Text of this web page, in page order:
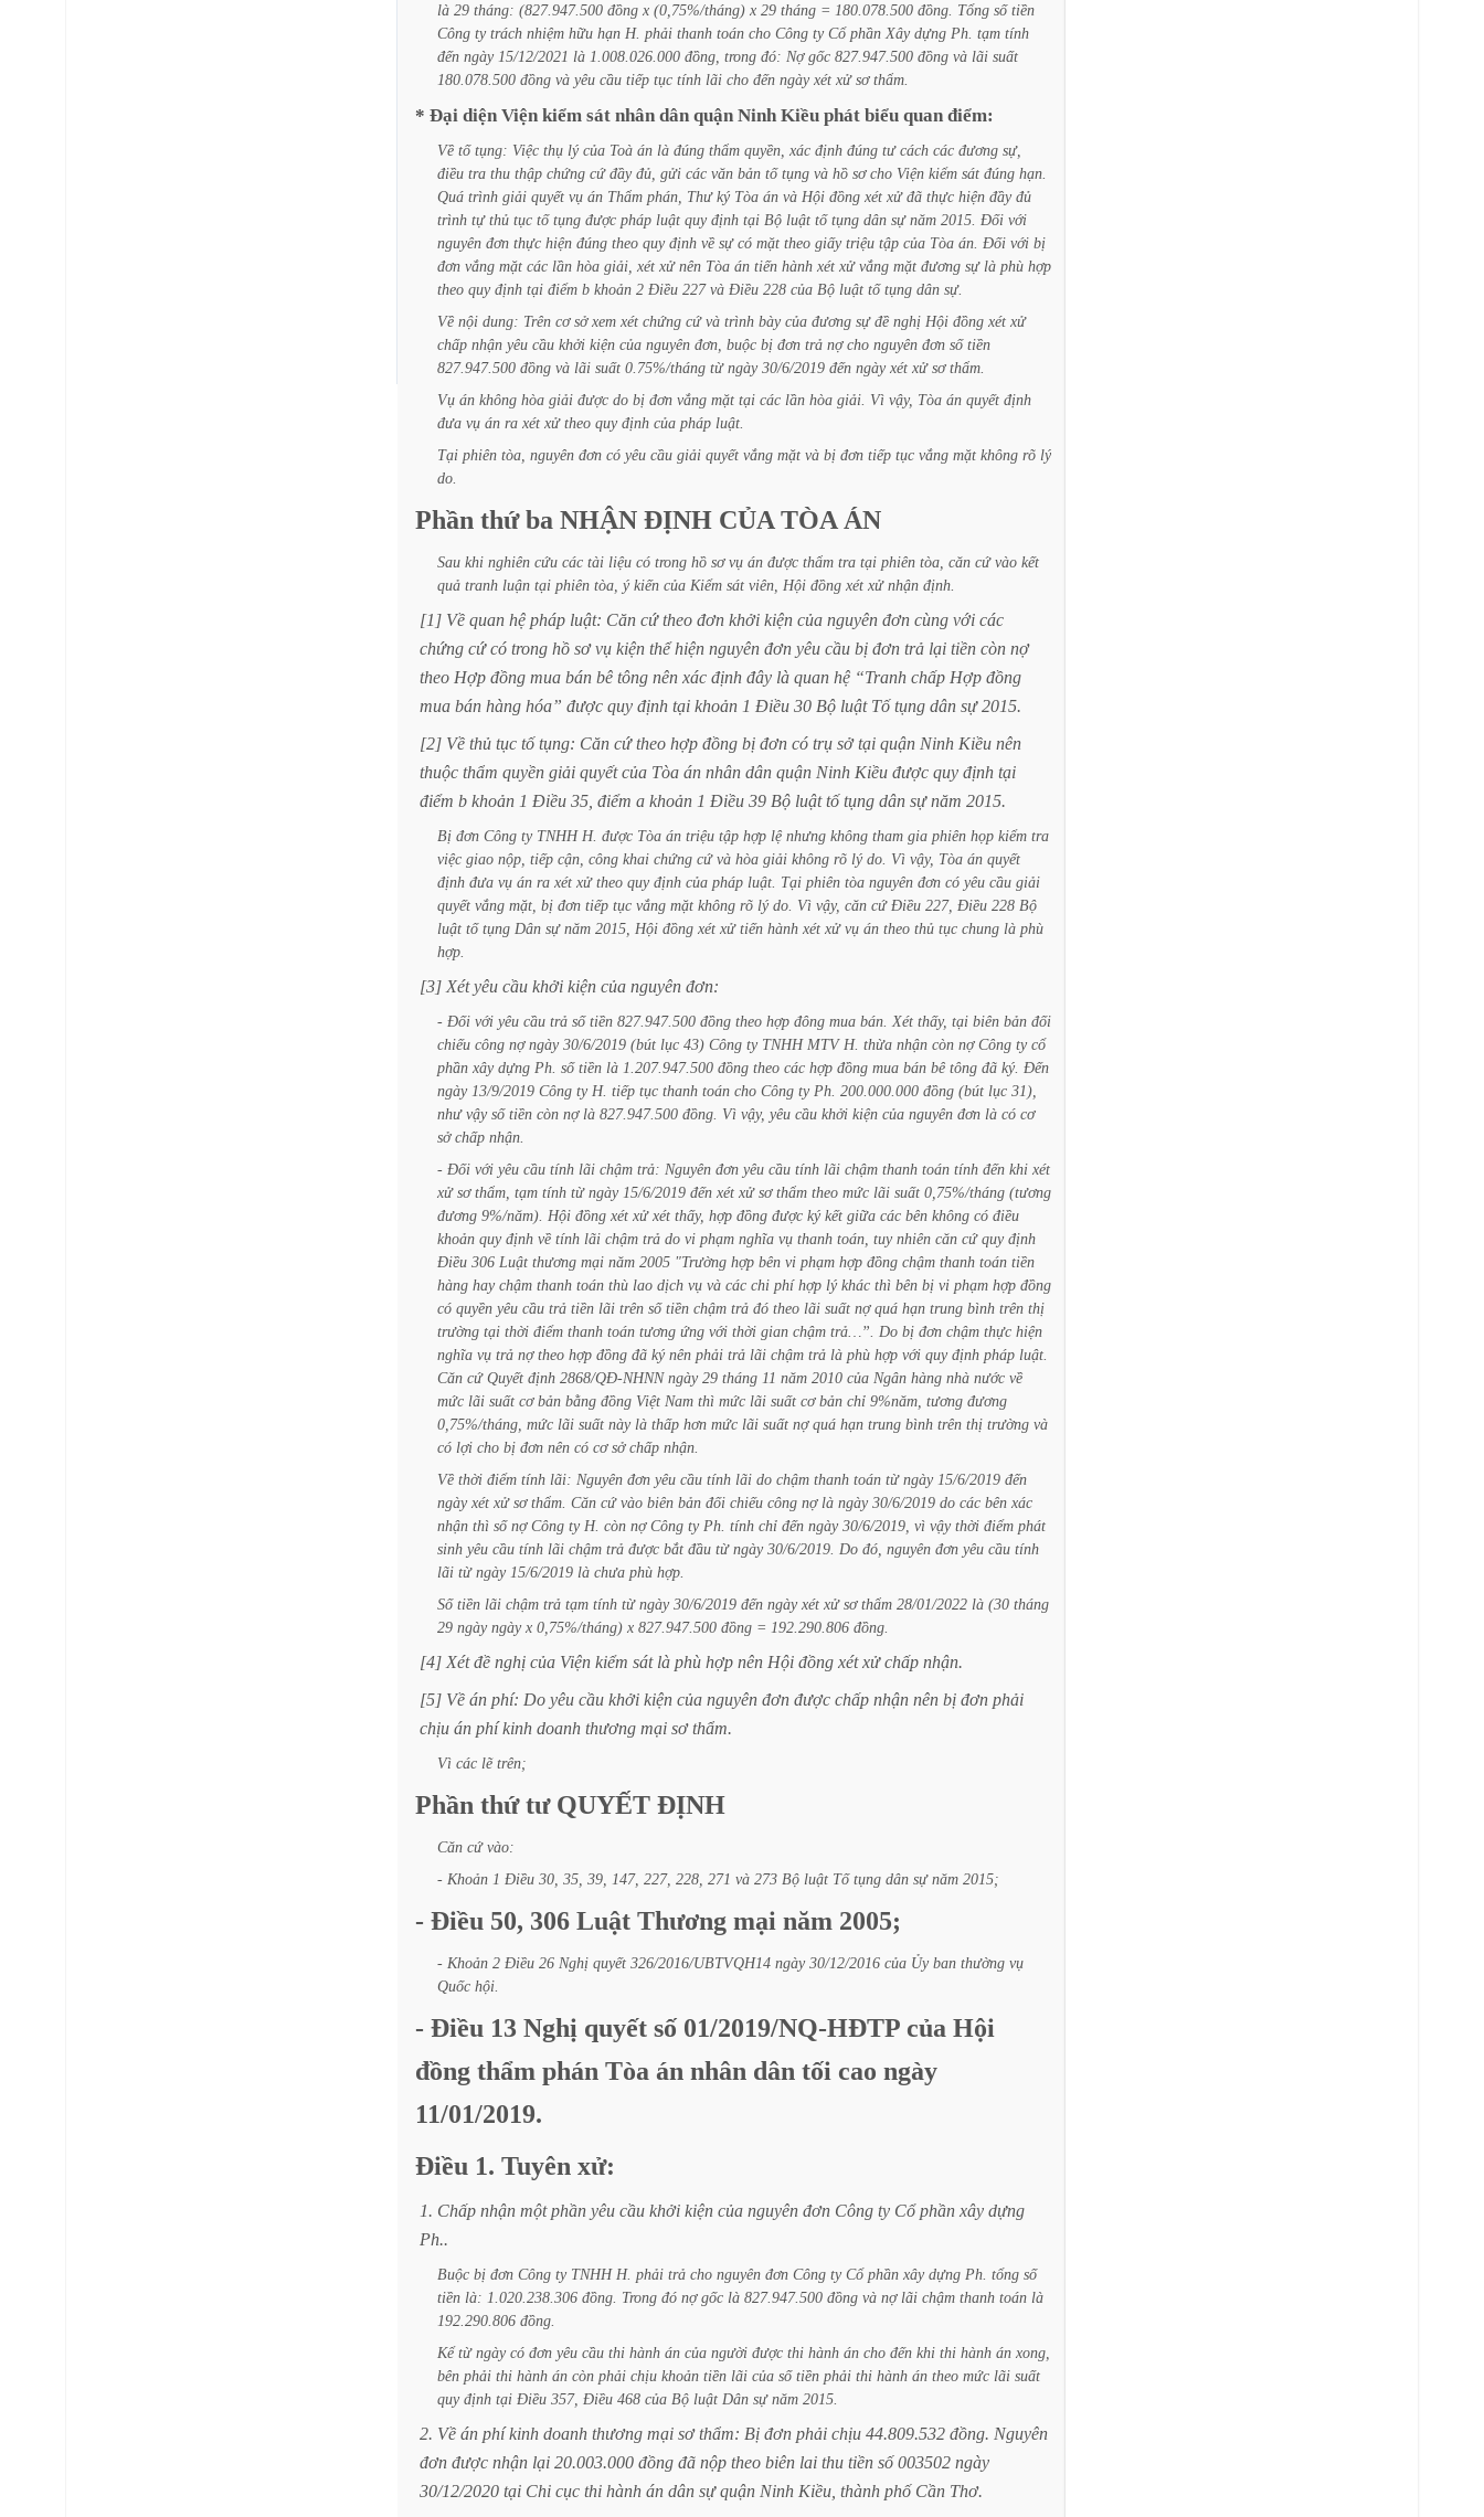
là 29 tháng: (827.947.500 đồng x (0,75%/tháng) x 29 tháng = 180.078.500 đồng. Tổng số tiền
Công ty trách nhiệm hữu hạn H. phải thanh toán cho Công ty Cổ phần Xây dựng Ph. tạm tính
đến ngày 15/12/2021 là 1.008.026.000 đồng, trong đó: Nợ gốc 827.947.500 đồng và lãi suất
180.078.500 đồng và yêu cầu tiếp tục tính lãi cho đến ngày xét xử sơ thẩm.
* Đại diện Viện kiểm sát nhân dân quận Ninh Kiều phát biểu quan điểm:
Về tố tụng: Việc thụ lý của Toà án là đúng thẩm quyền, xác định đúng tư cách các đương sự,
điều tra thu thập chứng cứ đầy đủ, gửi các văn bản tố tụng và hồ sơ cho Viện kiểm sát đúng hạn.
Quá trình giải quyết vụ án Thẩm phán, Thư ký Tòa án và Hội đồng xét xử đã thực hiện đầy đủ
trình tự thủ tục tố tụng được pháp luật quy định tại Bộ luật tố tụng dân sự năm 2015. Đối với
nguyên đơn thực hiện đúng theo quy định về sự có mặt theo giấy triệu tập của Tòa án. Đối với bị
đơn vắng mặt các lần hòa giải, xét xử nên Tòa án tiến hành xét xử vắng mặt đương sự là phù hợp
theo quy định tại điểm b khoản 2 Điều 227 và Điều 228 của Bộ luật tố tụng dân sự.
Về nội dung: Trên cơ sở xem xét chứng cứ và trình bày của đương sự đề nghị Hội đồng xét xử
chấp nhận yêu cầu khởi kiện của nguyên đơn, buộc bị đơn trả nợ cho nguyên đơn số tiền
827.947.500 đồng và lãi suất 0.75%/tháng từ ngày 30/6/2019 đến ngày xét xử sơ thẩm.
Vụ án không hòa giải được do bị đơn vắng mặt tại các lần hòa giải. Vì vậy, Tòa án quyết định
đưa vụ án ra xét xử theo quy định của pháp luật.
Tại phiên tòa, nguyên đơn có yêu cầu giải quyết vắng mặt và bị đơn tiếp tục vắng mặt không rõ lý
do.
Phần thứ ba NHẬN ĐỊNH CỦA TÒA ÁN
Sau khi nghiên cứu các tài liệu có trong hồ sơ vụ án được thẩm tra tại phiên tòa, căn cứ vào kết
quả tranh luận tại phiên tòa, ý kiến của Kiểm sát viên, Hội đồng xét xử nhận định.
[1] Về quan hệ pháp luật: Căn cứ theo đơn khởi kiện của nguyên đơn cùng với các
chứng cứ có trong hồ sơ vụ kiện thể hiện nguyên đơn yêu cầu bị đơn trả lại tiền còn nợ
theo Hợp đồng mua bán bê tông nên xác định đây là quan hệ “Tranh chấp Hợp đồng
mua bán hàng hóa” được quy định tại khoản 1 Điều 30 Bộ luật Tố tụng dân sự 2015.
[2] Về thủ tục tố tụng: Căn cứ theo hợp đồng bị đơn có trụ sở tại quận Ninh Kiều nên
thuộc thẩm quyền giải quyết của Tòa án nhân dân quận Ninh Kiều được quy định tại
điểm b khoản 1 Điều 35, điểm a khoản 1 Điều 39 Bộ luật tố tụng dân sự năm 2015.
Bị đơn Công ty TNHH H. được Tòa án triệu tập hợp lệ nhưng không tham gia phiên họp kiểm tra
việc giao nộp, tiếp cận, công khai chứng cứ và hòa giải không rõ lý do. Vì vậy, Tòa án quyết
định đưa vụ án ra xét xử theo quy định của pháp luật. Tại phiên tòa nguyên đơn có yêu cầu giải
quyết vắng mặt, bị đơn tiếp tục vắng mặt không rõ lý do. Vì vậy, căn cứ Điều 227, Điều 228 Bộ
luật tố tụng Dân sự năm 2015, Hội đồng xét xử tiến hành xét xử vụ án theo thủ tục chung là phù
hợp.
[3] Xét yêu cầu khởi kiện của nguyên đơn:
- Đối với yêu cầu trả số tiền 827.947.500 đồng theo hợp đông mua bán. Xét thấy, tại biên bản đối
chiếu công nợ ngày 30/6/2019 (bút lục 43) Công ty TNHH MTV H. thừa nhận còn nợ Công ty cổ
phần xây dựng Ph. số tiền là 1.207.947.500 đồng theo các hợp đồng mua bán bê tông đã ký. Đến
ngày 13/9/2019 Công ty H. tiếp tục thanh toán cho Công ty Ph. 200.000.000 đồng (bút lục 31),
như vậy số tiền còn nợ là 827.947.500 đồng. Vì vậy, yêu cầu khởi kiện của nguyên đơn là có cơ
sở chấp nhận.
- Đối với yêu cầu tính lãi chậm trả: Nguyên đơn yêu cầu tính lãi chậm thanh toán tính đến khi xét
xử sơ thẩm, tạm tính từ ngày 15/6/2019 đến xét xử sơ thẩm theo mức lãi suất 0,75%/tháng (tương
đương 9%/năm). Hội đồng xét xử xét thấy, hợp đồng được ký kết giữa các bên không có điều
khoản quy định về tính lãi chậm trả do vi phạm nghĩa vụ thanh toán, tuy nhiên căn cứ quy định
Điều 306 Luật thương mại năm 2005 "Trường hợp bên vi phạm hợp đồng chậm thanh toán tiền
hàng hay chậm thanh toán thù lao dịch vụ và các chi phí hợp lý khác thì bên bị vi phạm hợp đồng
có quyền yêu cầu trả tiền lãi trên số tiền chậm trả đó theo lãi suất nợ quá hạn trung bình trên thị
trường tại thời điểm thanh toán tương ứng với thời gian chậm trả…”. Do bị đơn chậm thực hiện
nghĩa vụ trả nợ theo hợp đồng đã ký nên phải trả lãi chậm trả là phù hợp với quy định pháp luật.
Căn cứ Quyết định 2868/QĐ-NHNN ngày 29 tháng 11 năm 2010 của Ngân hàng nhà nước về
mức lãi suất cơ bản bằng đồng Việt Nam thì mức lãi suất cơ bản chỉ 9%năm, tương đương
0,75%/tháng, mức lãi suất này là thấp hơn mức lãi suất nợ quá hạn trung bình trên thị trường và
có lợi cho bị đơn nên có cơ sở chấp nhận.
Về thời điểm tính lãi: Nguyên đơn yêu cầu tính lãi do chậm thanh toán từ ngày 15/6/2019 đến
ngày xét xử sơ thẩm. Căn cứ vào biên bản đối chiếu công nợ là ngày 30/6/2019 do các bên xác
nhận thì số nợ Công ty H. còn nợ Công ty Ph. tính chỉ đến ngày 30/6/2019, vì vậy thời điểm phát
sinh yêu cầu tính lãi chậm trả được bắt đầu từ ngày 30/6/2019. Do đó, nguyên đơn yêu cầu tính
lãi từ ngày 15/6/2019 là chưa phù hợp.
Số tiền lãi chậm trả tạm tính từ ngày 30/6/2019 đến ngày xét xử sơ thẩm 28/01/2022 là (30 tháng
29 ngày ngày x 0,75%/tháng) x 827.947.500 đồng = 192.290.806 đồng.
[4] Xét đề nghị của Viện kiểm sát là phù hợp nên Hội đồng xét xử chấp nhận.
[5] Về án phí: Do yêu cầu khởi kiện của nguyên đơn được chấp nhận nên bị đơn phải
chịu án phí kinh doanh thương mại sơ thẩm.
Vì các lẽ trên;
Phần thứ tư QUYẾT ĐỊNH
Căn cứ vào:
- Khoản 1 Điều 30, 35, 39, 147, 227, 228, 271 và 273 Bộ luật Tố tụng dân sự năm 2015;
- Điều 50, 306 Luật Thương mại năm 2005;
- Khoản 2 Điều 26 Nghị quyết 326/2016/UBTVQH14 ngày 30/12/2016 của Ủy ban thường vụ
Quốc hội.
- Điều 13 Nghị quyết số 01/2019/NQ-HĐTP của Hội
đồng thẩm phán Tòa án nhân dân tối cao ngày
11/01/2019.
Điều 1. Tuyên xử:
1. Chấp nhận một phần yêu cầu khởi kiện của nguyên đơn Công ty Cổ phần xây dựng
Ph..
Buộc bị đơn Công ty TNHH H. phải trả cho nguyên đơn Công ty Cổ phần xây dựng Ph. tổng số
tiền là: 1.020.238.306 đồng. Trong đó nợ gốc là 827.947.500 đồng và nợ lãi chậm thanh toán là
192.290.806 đồng.
Kể từ ngày có đơn yêu cầu thi hành án của người được thi hành án cho đến khi thi hành án xong,
bên phải thi hành án còn phải chịu khoản tiền lãi của số tiền phải thi hành án theo mức lãi suất
quy định tại Điều 357, Điều 468 của Bộ luật Dân sự năm 2015.
2. Về án phí kinh doanh thương mại sơ thẩm: Bị đơn phải chịu 44.809.532 đồng. Nguyên
đơn được nhận lại 20.003.000 đồng đã nộp theo biên lai thu tiền số 003502 ngày
30/12/2020 tại Chi cục thi hành án dân sự quận Ninh Kiều, thành phố Cần Thơ.